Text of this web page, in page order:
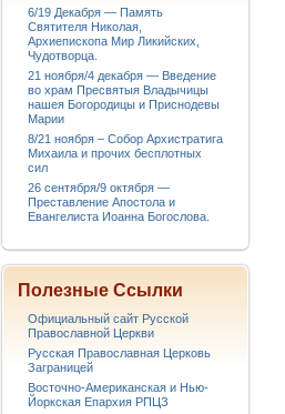
6/19 Декабря — Память
Святителя Николая,
Архиепископа Мир Ликийских,
Чудотворца.
21 ноября/4 декабря — Введение
во храм Пресвятыя Владычицы
нашея Богородицы и Приснодевы
Марии
8/21 ноября – Собор Архистратига
Михаила и прочих бесплотных
сил
26 сентября/9 октября —
Преставление Апостола и
Евангелиста Иоанна Богослова.
Полезные Ссылки
Официальный сайт Русской
Православной Церкви
Русская Православная Церковь
Заграницей
Восточно-Американская и Нью-
Йоркская Епархия РПЦЗ